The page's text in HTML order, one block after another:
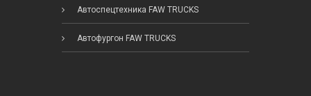
Автоспецтехника FAW TRUCKS
Автофургон FAW TRUCKS